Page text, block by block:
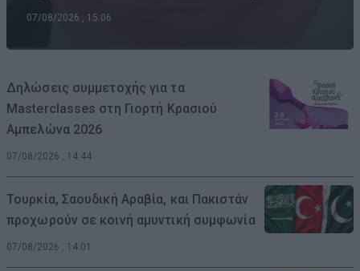
07/08/2026 , 15:06
Δηλώσεις συμμετοχής για τα
Masterclasses στη Γιορτή Κρασιού
Αμπελώνα 2026
07/08/2026 , 14:44
Τουρκία, Σαουδική Αραβία, και Πακιστάν
προχωρούν σε κοινή αμυντική συμφωνία
07/08/2026 , 14:01